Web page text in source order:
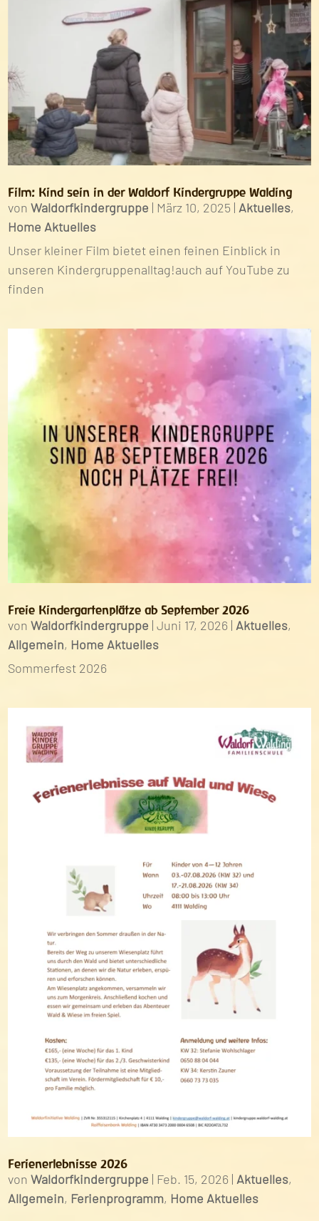
Film: Kind sein in der Waldorf Kindergruppe Walding
vonWaldorfkindergruppe | März 10, 2025 | Aktuelles,
Home Aktuelles
Unser kleiner Film bietet einen feinen Einblick in
unseren Kindergruppenalltag!auch auf YouTube zu
finden
Freie Kindergartenplätze ab September 2026
vonWaldorfkindergruppe |Juni 17, 2026 | Aktuelles,
Allgemein, Home Aktuelles
Sommerfest 2026
Ferienerlebnisse 2026
vonWaldorfkindergruppe | Feb. 15, 2026 | Aktuelles,
Allgemein, Ferienprogramm, Home Aktuelles